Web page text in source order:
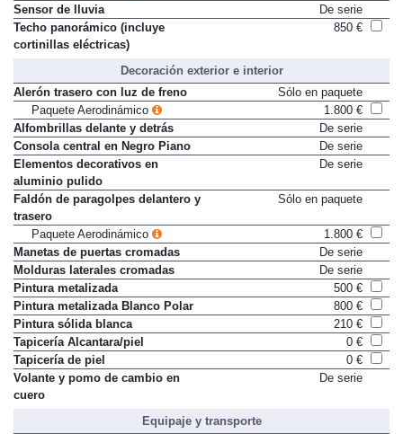
Sensor de lluvia
De serie
Techo panorámico (incluye
cortinillas eléctricas)
850 €
Decoración exterior e interior
Alerón trasero con luz de freno
Sólo en paquete
Paquete Aerodinámico
1.800 €
Alfombrillas delante y detrás
De serie
Consola central en Negro Piano
De serie
Elementos decorativos en
aluminio pulido
De serie
Faldón de paragolpes delantero y
trasero
Sólo en paquete
Paquete Aerodinámico
1.800 €
Manetas de puertas cromadas
De serie
Molduras laterales cromadas
De serie
Pintura metalizada
500 €
Pintura metalizada Blanco Polar
800 €
Pintura sólida blanca
210 €
Tapicería Alcantara/piel
0 €
Tapicería de piel
0 €
Volante y pomo de cambio en
cuero
De serie
Equipaje y transporte